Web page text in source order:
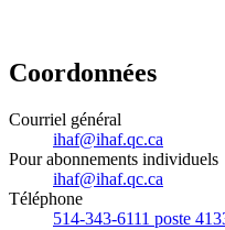
Coordonnées
Courriel général
ihaf@ihaf.qc.ca
Pour abonnements individuels
ihaf@ihaf.qc.ca
Téléphone
514-343-6111 poste